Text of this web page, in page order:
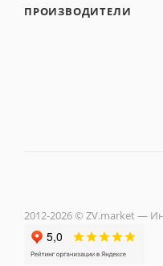
ПРОИЗВОДИТЕЛИ
2012-2026 © ZV.market —